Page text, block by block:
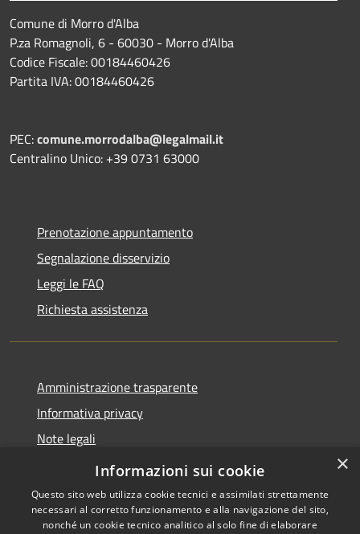
Comune di Morro d'Alba
P.za Romagnoli, 6 - 60030 - Morro d'Alba
Codice Fiscale: 00184460426
Partita IVA: 00184460426
PEC:comune.morrodalba@legalmail.it
Centralino Unico: +39 0731 63000
Prenotazione appuntamento
Segnalazione disservizio
Leggi le FAQ
Richiesta assistenza
Amministrazione trasparente
Informativa privacy
Note legali
Dichiarazione di accessibilità
×
Informazioni sui cookie
Questo sito web utilizza cookie tecnici e assimilati strettamente
necessari al corretto funzionamento e alla navigazione del sito,
nonché un cookie tecnico analitico al solo fine di elaborare